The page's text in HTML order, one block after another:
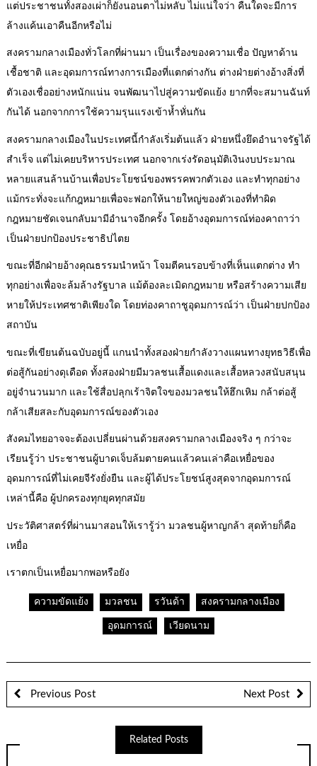
แต่ประชาชนทั้งสองเผ่าก็ยังนอนตาไม่หลับ ไม่แน่ใจว่า คืนใดจะมีการ
ล้างแค้นเอาคืนอีกหรือไม่
สงครามกลางเมืองทั่วโลกที่ผ่านมา เป็นเรื่องของความเชื่อ ปัญหาด้าน
เชื้อชาติ และอุดมการณ์ทางการเมืองที่แตกต่างกัน ต่างฝ่ายต่างอ้างสิ่งที่
ตัวเองเชื่ออย่างหนักแน่น จนพัฒนาไปสู่ความขัดแย้ง ยากที่จะสมานฉันท์
กันได้ นอกจากการใช้ความรุนแรงเข้าห้ำหั่นกัน
สงครามกลางเมืองในประเทศนี้กำลังเริ่มต้นแล้ว ฝ่ายหนึ่งยึดอำนาจรัฐได้
สำเร็จ แต่ไม่เคยบริหารประเทศ นอกจากเร่งรัดอนุมัติเงินงบประมาณ
หลายแสนล้านบ้านเพื่อประโยชน์ของพรรคพวกตัวเอง และทำทุกอย่าง
แม้กระทั่งจะแก้กฎหมายเพื่อจะฟอกให้นายใหญ่ของตัวเองที่ทำผิด
กฎหมายชัดเจนกลับมามีอำนาจอีกครั้ง โดยอ้างอุดมการณ์ท่องคาถาว่า
เป็นฝ่ายปกป้องประชาธิปไตย
ขณะที่อีกฝ่ายอ้างคุณธรรมนำหน้า โจมตีคนรอบข้างที่เห็นแตกต่าง ทำ
ทุกอย่างเพื่อจะล้มล้างรัฐบาล แม้ต้องละเมิดกฎหมาย หรือสร้างความเสีย
หายให้ประเทศชาติเพียงใด โดยท่องคาถาชูอุดมการณ์ว่า เป็นฝ่ายปกป้อง
สถาบัน
ขณะที่เขียนต้นฉบับอยู่นี้ แกนนำทั้งสองฝ่ายกำลังวางแผนทางยุทธวิธีเพื่อ
ต่อสู้กันอย่างดุเดือด ทั้งสองฝ่ายมีมวลชนเสื้อแดงและเสื้อหลวงสนับสนุน
อยู่จำนวนมาก และใช้สื่อปลุกเร้าจิตใจของมวลชนให้ฮึกเหิม กล้าต่อสู้
กล้าเสียสละกับอุดมการณ์ของตัวเอง
สังคมไทยอาจจะต้องเปลี่ยนผ่านด้วยสงครามกลางเมืองจริง ๆ กว่าจะ
เรียนรู้ว่า ประชาชนผู้บาดเจ็บล้มตายคนแล้วคนเล่าคือเหยื่อของ
อุดมการณ์ที่ไม่เคยจีรังยั่งยืน และผู้ได้ประโยชน์สูงสุดจากอุดมการณ์
เหล่านี้คือ ผู้ปกครองทุกยุคทุกสมัย
ประวัติศาสตร์ที่ผ่านมาสอนให้เรารู้ว่า มวลชนผู้หาญกล้า สุดท้ายก็คือ
เหยื่อ
เราตกเป็นเหยื่อมากพอหรือยัง
ความขัดแย้ง มวลชน รวันด้า สงครามกลางเมือง
อุดมการณ์ เวียดนาม
Previous Post Next Post
Related Posts